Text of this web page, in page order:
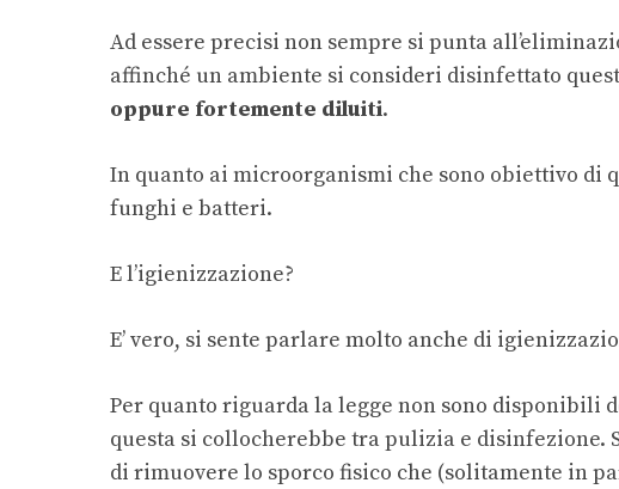
Ad essere precisi non sempre si punta
affinché un ambiente si consideri disinfettato
oppure fortemente diluiti.
In quanto ai microorganismi che sono obiettivo di
funghi e batteri.
E l’igienizzazione?
E’ vero, si sente parlare molto anche di
Per quanto riguarda la legge non sono disponibili
questa si collocherebbe tra pulizia e disinfezione.
di rimuovere lo sporco fisico che (solitamente in